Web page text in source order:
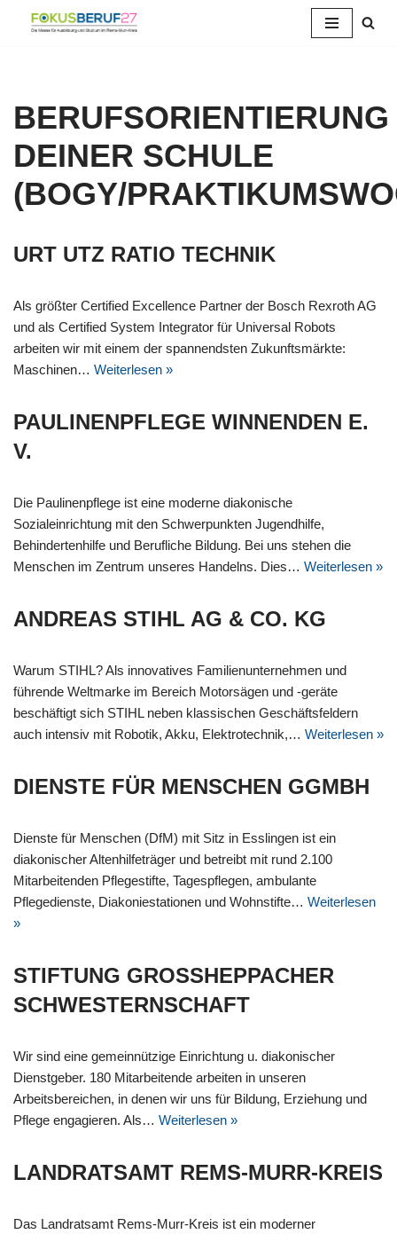
BERUFSORIENTIERUNG
DEINER SCHULE
(BOGY/
URT UTZ RATIO TECHNIK
Als größter Certified Excellence Partner der Bosch Rexroth AG
und als Certified System Integrator für Universal Robots
arbeiten wir mit einem der spannendsten Zukunftsmärkte:
Maschinen… Weiterlesen »
PAULINENPFLEGE WINNENDEN E.
V.
Die Paulinenpflege ist eine moderne diakonische
Sozialeinrichtung mit den Schwerpunkten Jugendhilfe,
Behindertenhilfe und Berufliche Bildung. Bei uns stehen die
Menschen im Zentrum unseres Handelns. Dies… Weiterlesen »
ANDREAS STIHL AG & CO. KG
Warum STIHL? Als innovatives Familienunternehmen und
führende Weltmarke im Bereich Motorsägen und -geräte
beschäftigt sich STIHL neben klassischen Geschäftsfeldern
auch intensiv mit Robotik, Akku, Elektrotechnik,… Weiterlesen »
DIENSTE FÜR MENSCHEN GGMBH
Dienste für Menschen (DfM) mit Sitz in Esslingen ist ein
diakonischer Altenhilfeträger und betreibt mit rund 2.100
Mitarbeitenden Pflegestifte, Tagespflegen, ambulante
Pflegedienste, Diakoniestationen und Wohnstifte… Weiterlesen
»
STIFTUNG GROSSHEPPACHER S
CHWESTERNSCHAFT
Wir sind eine gemeinnützige Einrichtung u. diakonischer
Dienstgeber. 180 Mitarbeitende arbeiten in unseren
Arbeitsbereichen, in denen wir uns für Bildung, Erziehung und
Pflege engagieren. Als… Weiterlesen »
LANDRATSAMT REMS-MURR-KREIS
Das Landratsamt Rems-Murr-Kreis ist ein moderner